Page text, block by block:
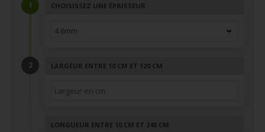
CHOISISSEZ UNE ÉPAISSEUR
LARGEUR ENTRE 10 CM ET 120 CM
LONGUEUR ENTRE 10 CM ET 248 CM